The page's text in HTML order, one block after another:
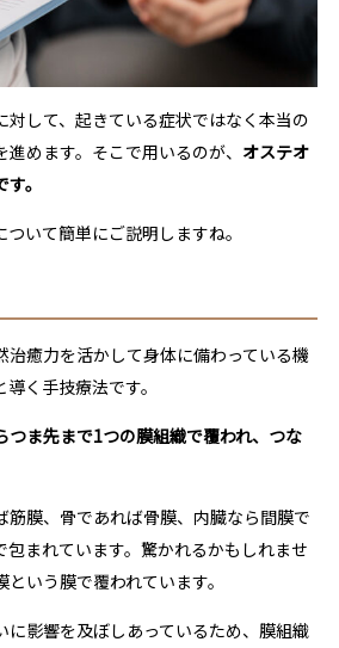
対して、起きている症状ではなく本当の
めます。そこで用いるのが、 オステオ
。
いて簡単にご説明しますね。
治癒力を活かして身体に備わっている機
く手技療法です。
つま先まで1つの膜組織で覆われ、つな
筋膜、骨であれば骨膜、内臓なら間膜で
包まれています。驚かれるかもしれませ
いう膜で覆われています。
に影響を及ぼしあっているため、膜組織